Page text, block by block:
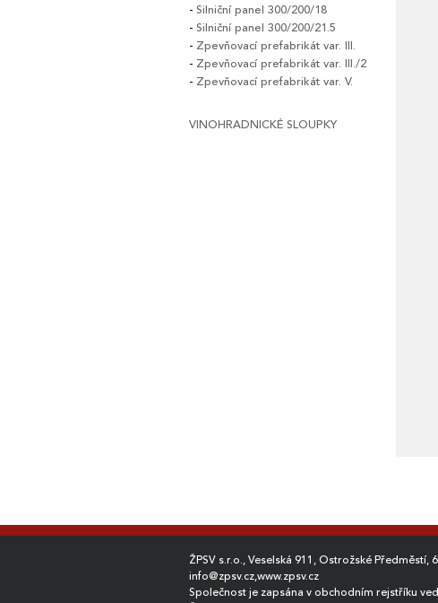
Silniční panel 300/200/18
Silniční panel 300/200/21.5
Zpevňovací prefabrikát var. III.
Zpevňovací prefabrikát var. III./2
Zpevňovací prefabrikát var. V.
VINOHRADNICKÉ SLOUPKY
ŽPSV s.r.o., Veselská 911, Ostrožské
info@zpsv.cz,www.zpsv.cz
Společnost je zapsána v obchodním rejstříku